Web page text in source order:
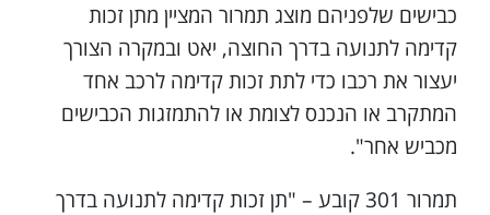
כבישים שלפניהם מוצג תמרור המציין מתן זכות
קדימה לתנועה בדרך החוצה, יאט ובמקרה הצורך
יעצור את רכבו כדי לתת זכות קדימה לרכב אחד
המתקרב או הנכנס לצומת או להתמזגות הכבישים
מכביש אחר".
תמרור 301 קובע – "תן זכות קדימה לתנועה בדרך